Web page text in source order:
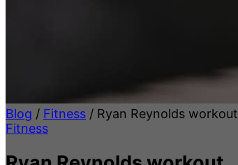
Blog / Fitness / Ryan Reynolds workout
Fitness